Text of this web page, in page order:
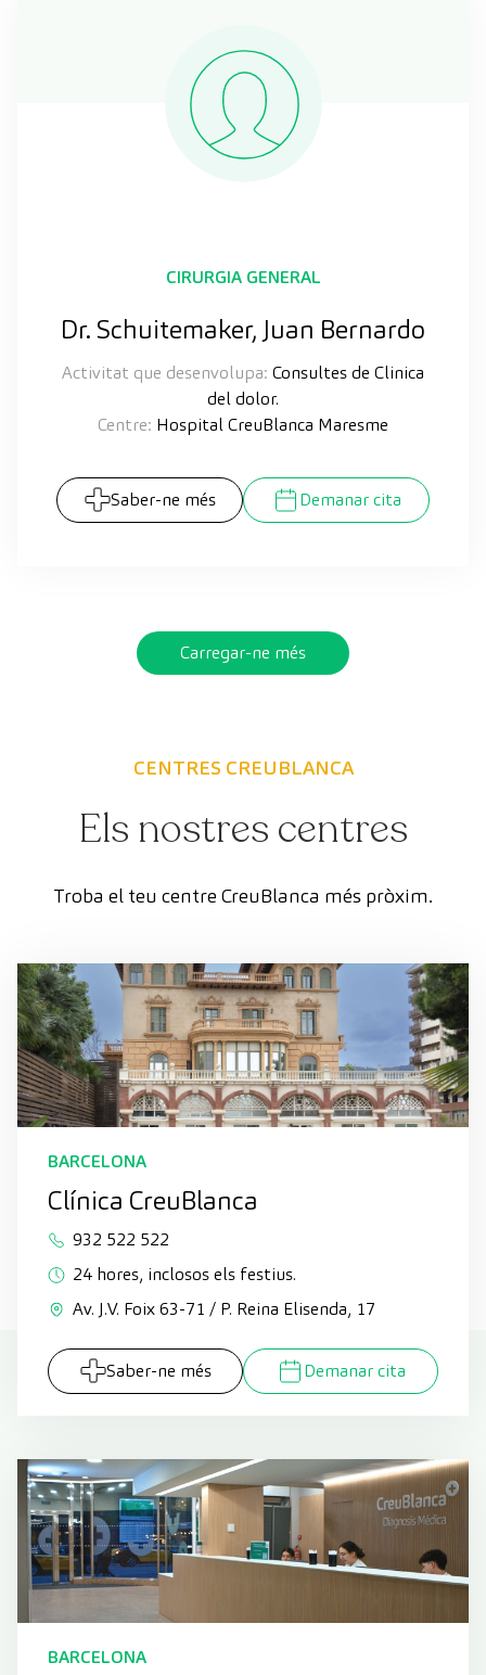
CIRURGIA GENERAL
Dr. Schuitemaker, Juan Bernardo
Activitat que desenvolupa: Consultes de Clinica
del dolor.
Centre: Hospital CreuBlanca Maresme
Saber-ne més Demanar cita
Carregar-ne més
CENTRES CREUBLANCA
Els nostres centres
Troba el teu centre CreuBlanca més pròxim.
BARCELONA
Clínica CreuBlanca
932 522 522
24 hores, inclosos els festius.
Av. J.V. Foix 63-71 / P. Reina Elisenda, 17
Saber-ne més Demanar cita
BARCELONA